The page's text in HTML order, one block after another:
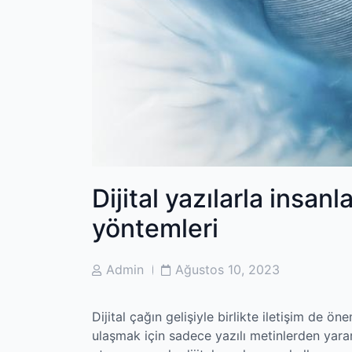
Dijital yazılarla
yöntemleri
PostAdmin
PostAğustos 10, 2023
Dijital çağın gelişiyle birlikte iletişim de
ulaşmak için sadece yazılı metinlerden